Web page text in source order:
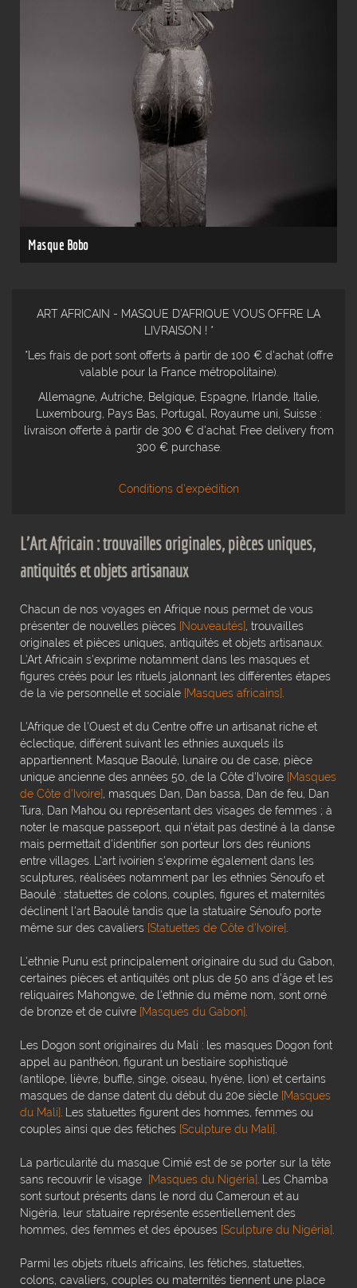
Masque Bobo
ART AFRICAIN - MASQUE D'AFRIQUE VOUS OFFRE LA
LIVRAISON ! *
*Les frais de port sont offerts à partir de 100 € d'achat (offre
valable pour la France métropolitaine).
Allemagne, Autriche, Belgique, Espagne, Irlande, Italie,
Luxembourg, Pays Bas, Portugal, Royaume uni, Suisse :
livraison offerte à partir de 300 € d'achat. Free delivery from
300 € purchase.
Conditions d'expédition
L'Art Africain : trouvailles originales, pièces uniques,
antiquités et objets artisanaux
Chacun de nos voyages en Afrique nous permet de vous
présenter de nouvelles pièces [Nouveautés] , trouvailles
originales et pièces uniques, antiquités et objets artisanaux.
L'Art Africain s'exprime notamment dans les masques et
figures créés pour les rituels jalonnant les différentes étapes
de la vie personnelle et sociale [Masques africains]
L'Afrique de l'Ouest et du Centre offre un artisanat riche et
éclectique, différent suivant les ethnies auxquels ils
appartiennent. Masque Baoulé, lunaire ou de case, pièce
unique ancienne des années 50, de la Côte d'Ivoire [Masques
de Côte d'Ivoire] , masques Dan, Dan bassa, Dan de feu, Dan
Tura, Dan Mahou ou représentant des visages de femmes ; à
noter le masque passeport, qui n'était pas destiné à la danse
mais permettait d'identifier son porteur lors des réunions
entre villages. L'art ivoirien s'exprime également dans les
sculptures, réalisées notamment par les ethnies Sénoufo et
Baoulé : statuettes de colons, couples, figures et maternités
déclinent l'art Baoulé tandis que la statuaire Sénoufo porte
même sur des cavaliers [Statuettes de Côte d'Ivoire]
L'ethnie Punu est principalement originaire du sud du Gabon,
certaines pièces et antiquités ont plus de 50 ans d'âge et les
reliquaires Mahongwe, de l'ethnie du même nom, sont orné
de bronze et de cuivre [Masques du Gabon]
Les Dogon sont originaires du Mali : les masques Dogon font
appel au panthéon, figurant un bestiaire sophistiqué
(antilope, lièvre, buffle, singe, oiseau, hyène, lion) et certains
masques de danse datent du début du 20e siècle [Masques
du Mali] . Les statuettes figurent des hommes, femmes ou
couples ainsi que des fétiches [Sculpture du Mali]
La particularité du masque Cimié est de se porter sur la tête
sans recouvrir le visage [Masques du Nigéria] . Les Chamba
sont surtout présents dans le nord du Cameroun et au
Nigéria, leur statuaire représente essentiellement des
hommes, des femmes et des épouses [Sculpture du Nigéria]
Parmi les objets rituels africains, les fétiches, statuettes,
colons, cavaliers, couples ou maternités tiennent une place